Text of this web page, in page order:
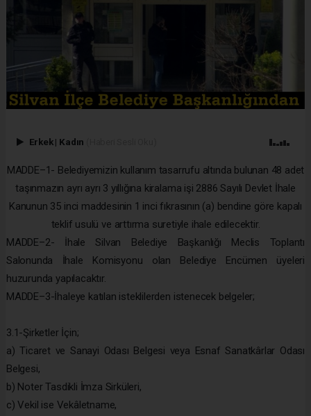
Erkek | Kadın
MADDE–1- Belediyemizin kullanım tasarrufu altında bulunan 48 adet
taşınmazın ayrı ayrı 3 yıllığına kiralama işi 2886 Sayılı Devlet İhale
Kanunun 35 inci maddesinin 1 inci fıkrasının (a) bendine göre kapalı
teklif usulü ve arttırma suretiyle ihale edilecektir.
MADDE–2- İhale Silvan Belediye Başkanlığı Meclis Toplantı
Salonunda İhale Komisyonu olan Belediye Encümen üyeleri
huzurunda yapılacaktır.
MADDE–3-İhaleye katılan isteklilerden istenecek belgeler;
3.1-Şirketler İçin;
a) Ticaret ve Sanayi Odası Belgesi veya Esnaf Sanatkârlar Odası
Belgesi,
b) Noter Tasdikli İmza Sirküleri,
c) Vekil ise Vekâletname,